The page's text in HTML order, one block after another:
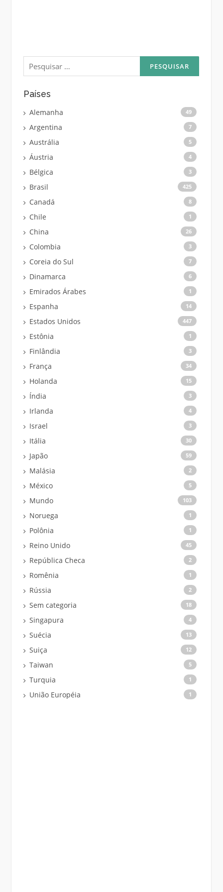
Pesquisar
por:
Países
Alemanha 49
Argentina 7
Austrália 5
Áustria 4
Bélgica 3
Brasil 425
Canadá 8
Chile 1
China 26
Colombia 3
Coreia do Sul 7
Dinamarca 6
Emirados Árabes 1
Espanha 14
Estados Unidos 447
Estônia 1
Finlândia 3
França 34
Holanda 15
Índia 3
Irlanda 4
Israel 3
Itália 30
Japão 59
Malásia 2
México 5
Mundo 103
Noruega 1
Polônia 1
Reino Unido 45
República Checa 2
Romênia 1
Rússia 2
Sem categoria 18
Singapura 4
Suécia 13
Suiça 12
Taiwan 5
Turquia 1
União Européia 1